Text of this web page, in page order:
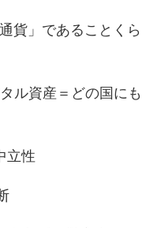
貨」であることくら
ル資産＝どの国にも
立性